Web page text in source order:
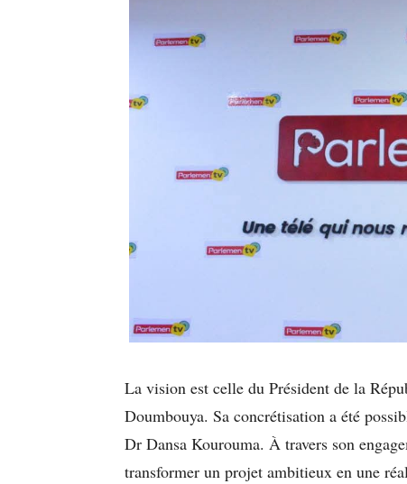
La vision est celle du Président de la
Doumbouya. Sa concrétisation a été
Dr Dansa Kourouma. À travers son
transformer un projet ambitieux en une